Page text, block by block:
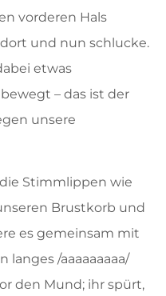
vorderen Hals
und nun schlucke.
etwas
– das ist der
unsere
Stimmlippen wie
Brustkorb und
es gemeinsam mit
langes /aaaaaaaaa/
den Mund; ihr spürt,